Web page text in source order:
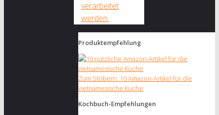
verarbeitet
werden.
Produktempfehlung
Zum Stöbern: 10 Amazon-Artikel für die
vietnamesische Küche
Kochbuch-Empfehlungen